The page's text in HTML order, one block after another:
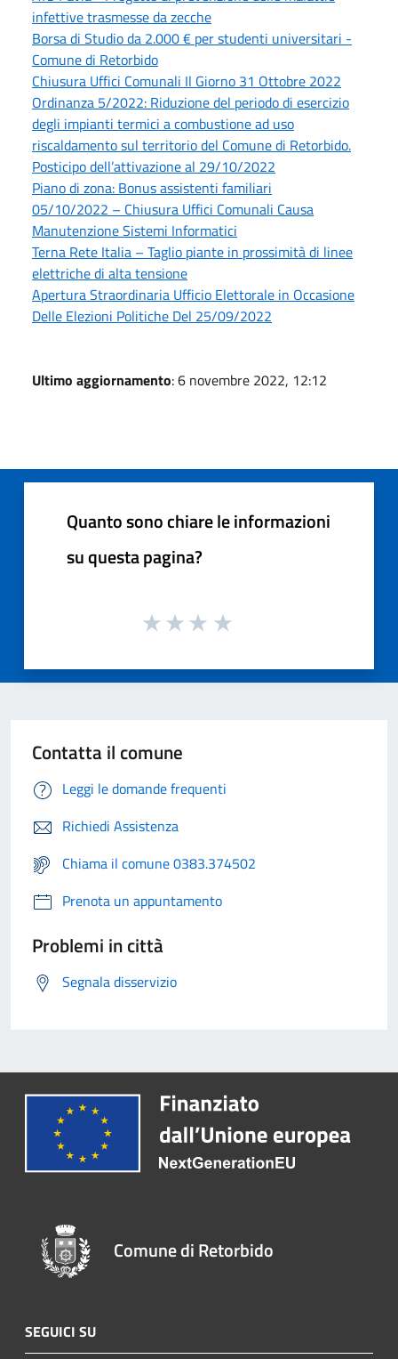
infettive trasmesse da zecche
Borsa di Studio da 2.000 € per studenti universitari -
Comune di Retorbido
Chiusura Uffici Comunali Il Giorno 31 Ottobre 2022
Ordinanza 5/2022: Riduzione del periodo di esercizio
degli impianti termici a combustione ad uso
riscaldamento sul territorio del Comune di Retorbido.
Posticipo dell’attivazione al 29/10/2022
Piano di zona: Bonus assistenti familiari
05/10/2022 – Chiusura Uffici Comunali Causa
Manutenzione Sistemi Informatici
Terna Rete Italia – Taglio piante in prossimità di linee
elettriche di alta tensione
Apertura Straordinaria Ufficio Elettorale in Occasione
Delle Elezioni Politiche Del 25/09/2022
Ultimo aggiornamento: 6 novembre 2022, 12:12
Quanto sono chiare le informazioni
su questa pagina?
Contatta il comune
Leggi le domande frequenti
Richiedi Assistenza
Chiama il comune 0383.374502
Prenota un appuntamento
Problemi in città
Segnala disservizio
Comune di Retorbido
SEGUICI SU